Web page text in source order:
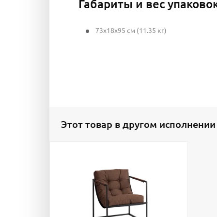
Габариты и вес
73x18x95 см (11.35 кг)
Этот товар в другом исполнении